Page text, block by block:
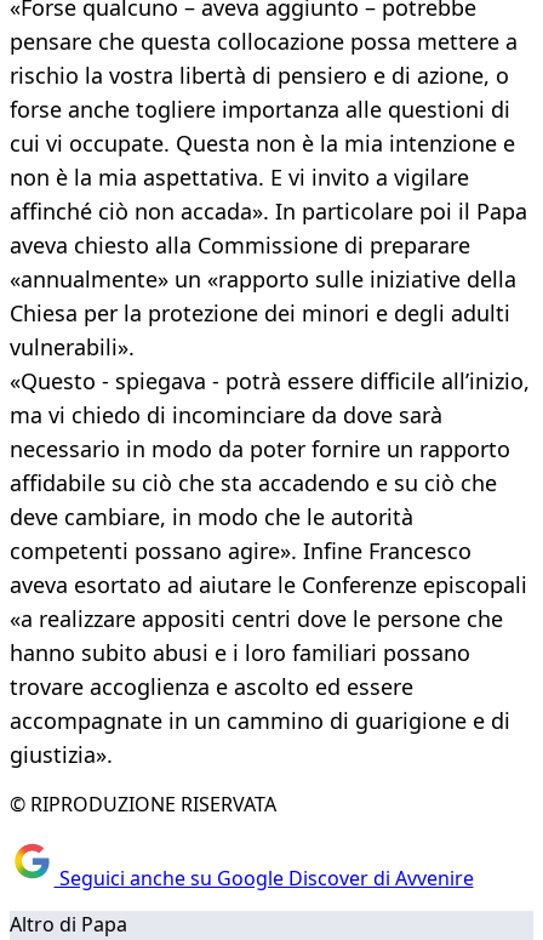
«Forse qualcuno – aveva aggiunto – potrebbe
pensare che questa collocazione possa mettere a
rischio la vostra libertà di pensiero e di azione, o
forse anche togliere importanza alle questioni di
cui vi occupate. Questa non è la mia intenzione e
non è la mia aspettativa. E vi invito a vigilare
affinché ciò non accada». In particolare poi il Papa
aveva chiesto alla Commissione di preparare
«annualmente» un «rapporto sulle iniziative della
Chiesa per la protezione dei minori e degli adulti
vulnerabili».
«Questo - spiegava - potrà essere difficile all’inizio,
ma vi chiedo di incominciare da dove sarà
necessario in modo da poter fornire un rapporto
affidabile su ciò che sta accadendo e su ciò che
deve cambiare, in modo che le autorità
competenti possano agire». Infine Francesco
aveva esortato ad aiutare le Conferenze episcopali
«a realizzare appositi centri dove le persone che
hanno subito abusi e i loro familiari possano
trovare accoglienza e ascolto ed essere
accompagnate in un cammino di guarigione e di
giustizia».
© RIPRODUZIONE RISERVATA
Seguici anche su Google Discover di Avvenire
Altro di Papa